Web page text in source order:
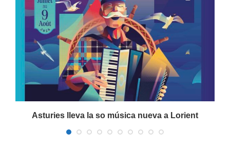
Asturies lleva la so música nueva a Lorient